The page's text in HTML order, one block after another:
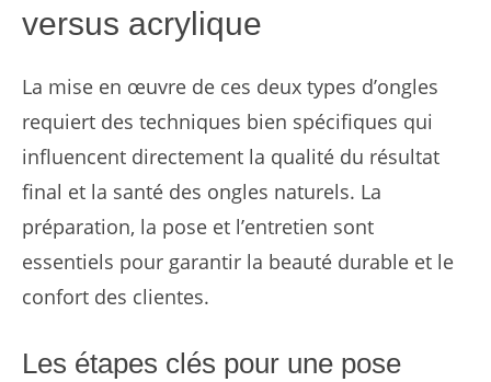
versus acrylique
La mise en œuvre de ces deux types d’ongles
requiert des techniques bien spécifiques qui
influencent directement la qualité du résultat
final et la santé des ongles naturels. La
préparation, la pose et l’entretien sont
essentiels pour garantir la beauté durable et le
confort des clientes.
Les étapes clés pour une pose